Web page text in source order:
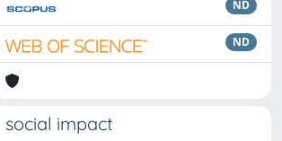
ND
ND
social impact